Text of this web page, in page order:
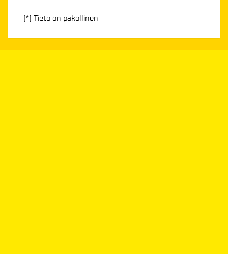
(*) Tieto on pakollinen